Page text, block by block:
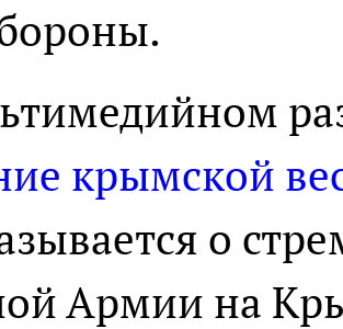
крымской
о
Армии на